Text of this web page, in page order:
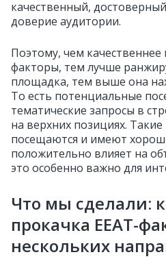
качественный,
доверие аудитории.
Поэтому, чем качественнее
факторы, тем лучше
площадка, тем выше она
То есть потенциальные
тематические запросы в
на верхних позициях.
посещаются и имеют
положительно влияет на
это особенно важно для
Что мы сделали:
прокачка EEAT-
нескольких